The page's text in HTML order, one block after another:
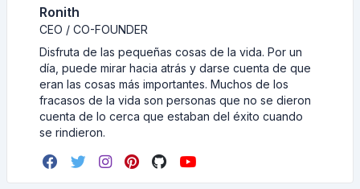
Ronith
CEO / CO-FOUNDER
Disfruta de las pequeñas cosas de la vida. Por un
día, puede mirar hacia atrás y darse cuenta de que
eran las cosas más importantes. Muchos de los
fracasos de la vida son personas que no se dieron
cuenta de lo cerca que estaban del éxito cuando
se rindieron.